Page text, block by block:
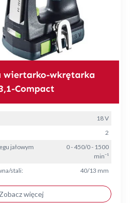
wiertarko-wkrętarka
Compact
18 V
2
jałowym
0 - 450/0 - 1500
min⁻¹
stali:
40/13 mm
Zobacz więcej